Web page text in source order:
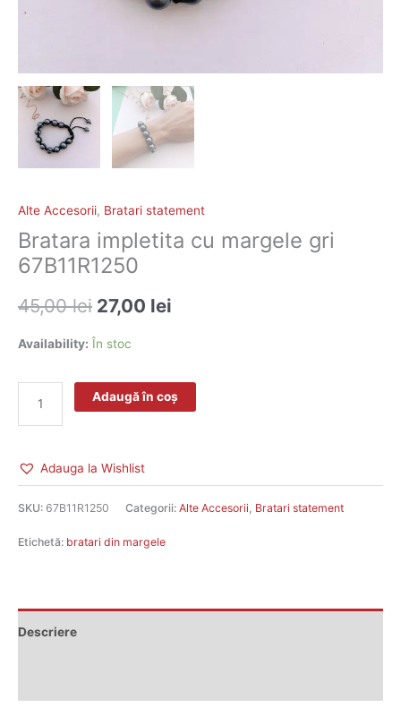
Alte Accesorii, Bratari statement
Bratara impletita cu margele gri
67B11R1250
45,00lei 27,00 lei
Availability: În stoc
Adaugă în coș
Adauga la Wishlist
SKU: 67B11R1250 Categorii: Alte Accesorii, Bratari statement
Etichetă: bratari din margele
Descriere